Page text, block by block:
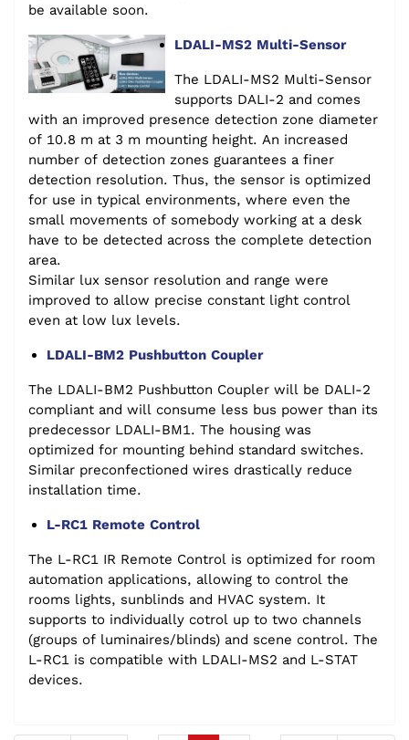
be available soon.
LDALI-MS2 Multi-Sensor
The LDALI-MS2 Multi-Sensor
supports DALI-2 and comes
with an improved presence detection zone diameter
of 10.8 m at 3 m mounting height. An increased
number of detection zones guarantees a finer
detection resolution. Thus, the sensor is optimized
for use in typical environments, where even the
small movements of somebody working at a desk
have to be detected across the complete detection
area.
Similar lux sensor resolution and range were
improved to allow precise constant light control
even at low lux levels.
LDALI-BM2 Pushbutton Coupler
The LDALI-BM2 Pushbutton Coupler will be DALI-2
compliant and will consume less bus power than its
predecessor LDALI-BM1. The housing was
optimized for mounting behind standard switches.
Similar preconfectioned wires drastically reduce
installation time.
L-RC1 Remote Control
The L-RC1 IR Remote Control is optimized for room
automation applications, allowing to control the
rooms lights, sunblinds and HVAC system. It
supports to individually cotrol up to two channels
(groups of luminaires/blinds) and scene control. The
L-RC1 is compatible with LDALI-MS2 and L-STAT
devices.